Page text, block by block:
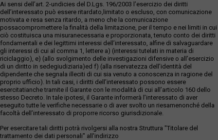
Ai sensi dell’art. 2-undicies del D.Lgs. 196/2003 l’esercizio dei diritti
dell’interessato può essere ritardato,limitato o escluso, con comunicazione
motivata e resa senza ritardo, a meno che la comunicazione
possacompromettere la finalità della limitazione, per il tempo e nei limiti in cui
ciò costituisca una misuranecessaria e proporzionata, tenuto conto dei diritti
fondamentali e dei legittimi interessi dell’interessato, alfine di salvaguardare
gli interessi di cui al comma 1, lettere a) (interessi tutelati in materia di
riciclaggio), e) (allo svolgimento delle investigazioni difensive o all’esercizio
di un diritto in sedegiudiziaria)ed f) (alla riservatezza dell’identità del
dipendente che segnala illeciti di cui sia venuto a conoscenza in ragione del
proprio ufficio). In tali casi, i diritti dell’interessato possono essere
esercitatianche tramite il Garante con le modalità di cui all’articolo 160 dello
stesso Decreto. In tale ipotesi, il Garante informerà l’interessato di aver
eseguito tutte le verifiche necessarie o di aver svolto un riesamenonché della
facoltà dell’interessato di proporre ricorso giurisdizionale.
Per esercitare tali diritti potrà rivolgersi alla nostra Struttura "Titolare del
trattamento dei dati personali" all'indirizzo